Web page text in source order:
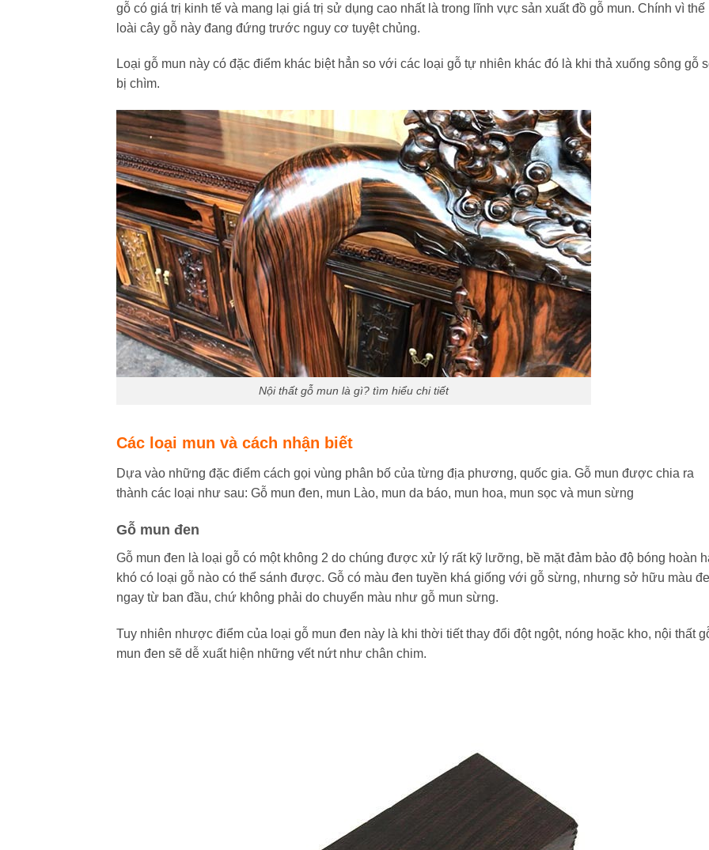
gỗ có giá trị kinh tế và mang lại giá trị sử dụng cao nhất là trong lĩnh vực sản xuất đồ gỗ mun. Chính vì thế
loài cây gỗ này đang đứng trước nguy cơ tuyệt chủng.
Loại gỗ mun này có đặc điểm khác biệt hẳn so với các loại gỗ tự nhiên khác đó là khi thả xuống sông gỗ
bị chìm.
Nội thất gỗ mun là gì? tìm hiểu chi tiết
Các loại mun và cách nhận biết
Dựa vào những đặc điểm cách gọi vùng phân bố của từng địa phương, quốc gia. Gỗ mun được chia ra
thành các loại như sau: Gỗ mun đen, mun Lào, mun da báo, mun hoa, mun sọc và mun sừng
Gỗ mun đen
Gỗ mun đen là loại gỗ có một không 2 do chúng được xử lý rất kỹ lưỡng, bề mặt đảm bảo độ bóng hoàn
khó có loại gỗ nào có thể sánh được. Gỗ có màu đen tuyền khá giống với gỗ sừng, nhưng sở hữu màu
ngay từ ban đầu, chứ không phải do chuyển màu như gỗ mun sừng.
Tuy nhiên nhược điểm của loại gỗ mun đen này là khi thời tiết thay đổi đột ngột, nóng hoặc kho, nội thất
mun đen sẽ dễ xuất hiện những vết nứt như chân chim.